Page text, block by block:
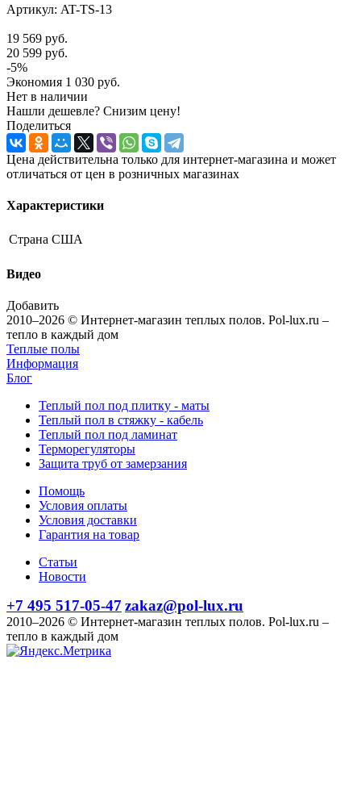
Артикул: AT-TS-13
19 569 руб.
20 599 руб.
-5%
Экономия 1 030 руб.
Нет в наличии
Нашли дешевле? Снизим цену!
Поделиться
Цена действительна только для интернет-магазина и может
отличаться от цен в розничных магазинах
Характеристики
Страна США
Видео
Добавить
2010–2026 © Интернет-магазин теплых полов. Pol-lux.ru –
тепло в каждый дом
Теплые полы
Информация
Блог
Теплый пол под плитку - маты
Теплый пол в стяжку - кабель
Теплый пол под ламинат
Терморегуляторы
Защита труб от замерзания
Помощь
Условия оплаты
Условия доставки
Гарантия на товар
Статьи
Новости
+7 495 517-05-47 zakaz@pol-lux.ru
2010–2026 © Интернет-магазин теплых полов. Pol-lux.ru –
тепло в каждый дом